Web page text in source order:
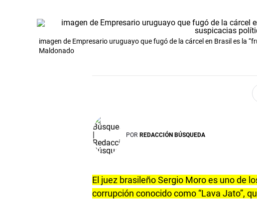
imagen de Empresario uruguayo que fugó de la cárcel en Brasil es la
Maldonado
POR REDACCIÓN BÚSQUEDA
El juez brasileño Sergio Moro es uno de
corrupción conocido como “Lava Jato”,